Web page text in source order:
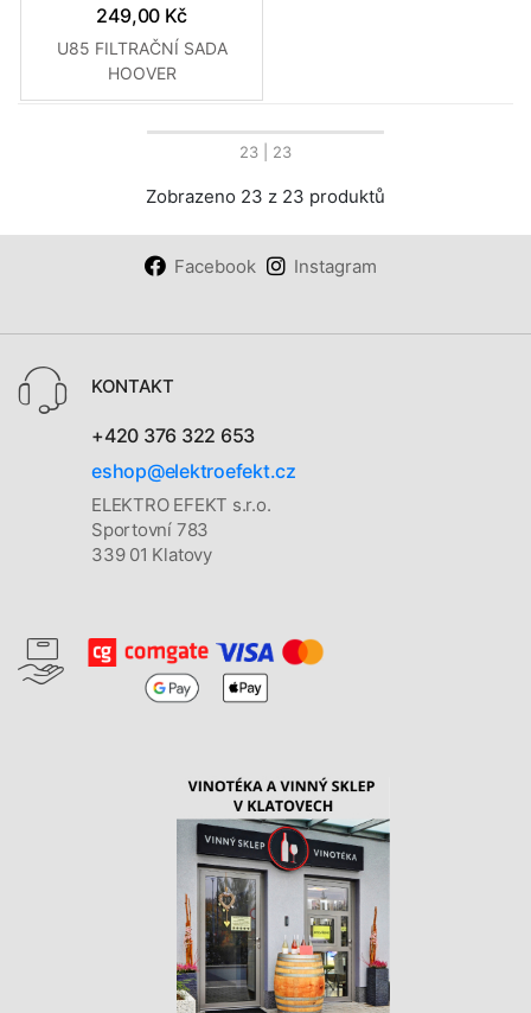
249,00 Kč
U85 FILTRAČNÍ SADA
HOOVER
23 | 23
Zobrazeno 23 z 23 produktů
Facebook Instagram
KONTAKT
+420 376 322 653
eshop@elektroefekt.cz
ELEKTRO EFEKT s.r.o.
Sportovní 783
339 01 Klatovy